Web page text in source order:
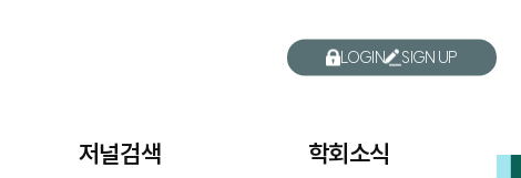
LOGIN SIGN UP
저널검색 학회소식